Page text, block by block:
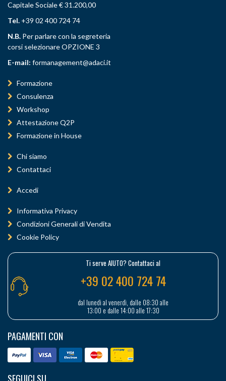
Capitale Sociale € 31.200,00
Tel. +39 02 400 724 74
N.B. Per parlare con la segreteria
corsi selezionare OPZIONE 3
E-mail: formanagement@adaci.it
Formazione
Consulenza
Workshop
Attestazione Q2P
Formazione in House
Chi siamo
Contattaci
Accedi
Informativa Privacy
Condizioni Generali di Vendita
Cookie Policy
Ti serve AIUTO? Contattaci al
+39 02 400 724 74
dal lunedì al venerdì, dalle 08:30 alle
13:00 e dalle 14:00 alle 17:30
PAGAMENTI CON